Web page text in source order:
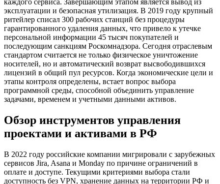
каждого сервиса. Завершающим этапом является вывод из
эксплуатации и безопасная утилизация. В 2019 году крупный
ритейлер списал 300 рабочих станций без процедуры
гарантированного удаления данных, что привело к утечке
персональной информации 45 тысяч покупателей и
последующим санкциям Роскомнадзора. Сегодня отраслевым
стандартом считается не только физическое уничтожение
носителей, но и автоматический возврат высвободившихся
лицензий в общий пул ресурсов. Когда экономические цели и
этапы контроля определены, встает вопрос выбора
программной среды, способной объединить управление
задачами, временем и учетными данными активов.
Обзор инструментов управления
проектами и активами в РФ
В 2022 году российские компании мигрировали с зарубежных
сервисов Jira, Asana и Monday по причине ограничений в
оплате и доступе. Текущими критериями выбора стали
доступность без VPN, хранение данных на территории РФ и